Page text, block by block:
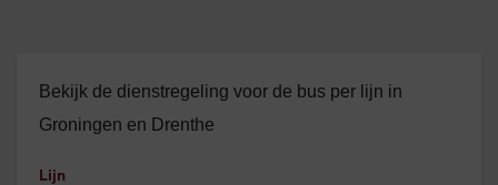
Bekijk de dienstregeling voor de bus per lijn in
Groningen en Drenthe
Lijn